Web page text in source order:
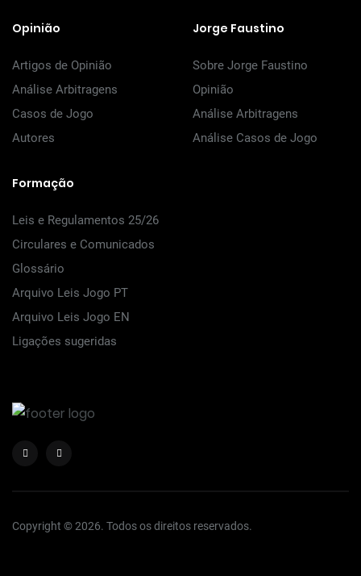
Opinião
Artigos de Opinião
Análise Arbitragens
Casos de Jogo
Autores
Jorge Faustino
Sobre Jorge Faustino
Opinião
Análise Arbitragens
Análise Casos de Jogo
Formação
Leis e Regulamentos 25/26
Circulares e Comunicados
Glossário
Arquivo Leis Jogo PT
Arquivo Leis Jogo EN
Ligações sugeridas
Copyright © 2026. Todos os direitos reservados.